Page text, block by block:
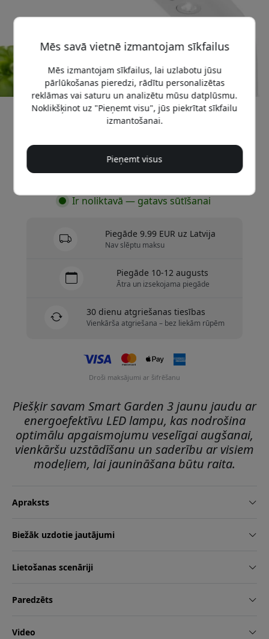
Ieteicamā cena
39.99 EUR
Ir noliktavā — gatavs sūtīšanai
Piegāde 9.99 EUR uz Latvija
Nav slēptu maksu
Piegāde 10-12 augusts
Ātra un izsekojama piegāde
30 dienu atgriešanas tiesības
Vienkārša atgriešana – bez liekām rūpēm
Droši maksājumi ar šifrēšanu
Piešķir savam Smart Garden 3 jaunu jaudu ar
energoefektīvu LED lampu, kas nodrošina
optimālu apgaismojumu veselīgai augšanai,
vienkāršu uzstādīšanu un saderību ar visiem
modeļiem, lai jaunināšana būtu raita.
Apraksts
Biežāk uzdotie jautājumi
Lietošanas scenāriji
Paredzēts
Video
Mēs savā vietnē izmantojam sīkfailus
Mēs izmantojam sīkfailus, lai uzlabotu jūsu
pārlūkošanas pieredzi, rādītu personalizētas
reklāmas vai saturu un analizētu mūsu datplūsmu.
Noklikšķinot uz "Pieņemt visu", jūs piekrītat sīkfailu
izmantošanai.
Pieņemt visus